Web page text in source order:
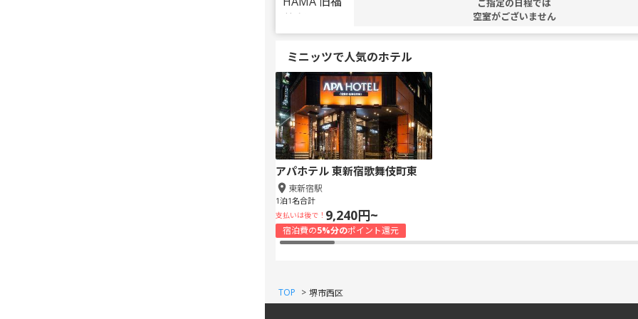
ご指定の日程では
空室がございません
ミニッツで人気のホテル
アパホテル 東新宿歌舞伎町東
東新宿駅
1泊1名合計
支払いは後で！ 9,240円~
宿泊費の5%分のポイント還元
TOP > 堺市西区